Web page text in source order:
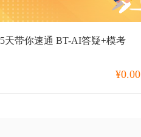
5天带你速通 BT-AI答疑+模考
¥0.00